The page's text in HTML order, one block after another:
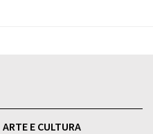
ARTE E CULTURA